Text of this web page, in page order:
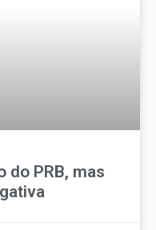
do PRB, mas